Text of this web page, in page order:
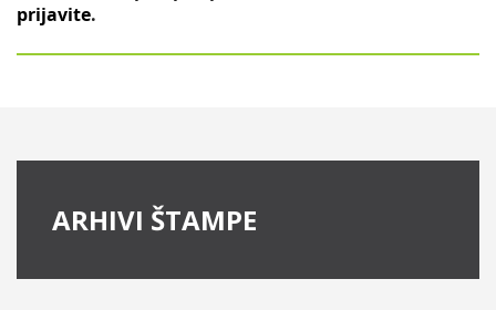
prijavite.
ARHIVI ŠTAMPE